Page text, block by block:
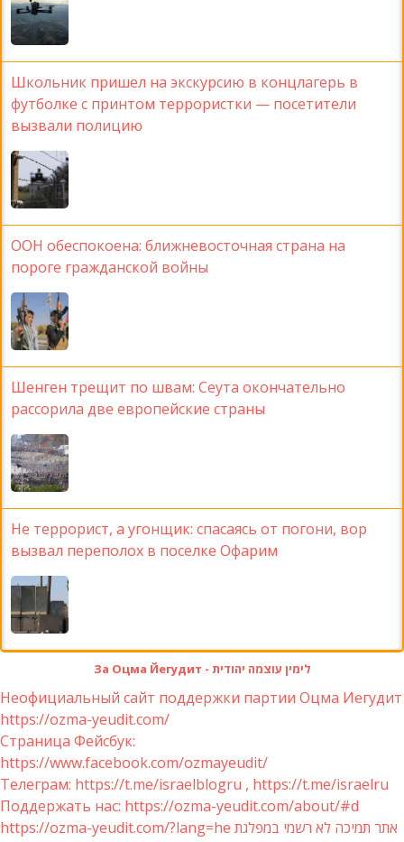
Школьник пришел на экскурсию в концлагерь в
футболке с принтом террористки — посетители
вызвали полицию
ООН обеспокоена: ближневосточная страна на
пороге гражданской войны
Шенген трещит по швам: Сеута окончательно
рассорила две европейские страны
Не террорист, а угонщик: спасаясь от погони, вор
вызвал переполох в поселке Офарим
За Оцма Йегудит - לימין עוצמה יהודית
Неофициальный сайт поддержки партии Оцма Иегудит
https://ozma-yeudit.com/
Страница Фейсбук:
https://www.facebook.com/ozmayeudit/
Телеграм: https://t.me/israelblogru , https://t.me/israelru
Поддержать нас: https://ozma-yeudit.com/about/#d
https://ozma-yeudit.com/?lang=he אתר תמיכה לא רשמי במפלגת